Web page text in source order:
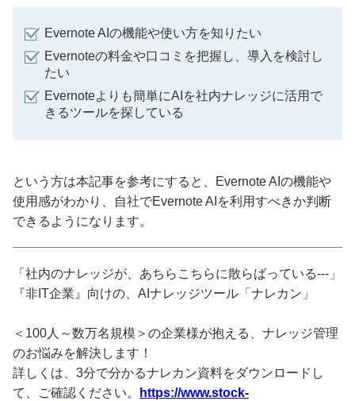
Evernote AIの機能や使い方を知りたい
Evernoteの料金や口コミを把握し、導入を検討し
たい
Evernoteよりも簡単にAIを社内ナレッジに活用で
きるツールを探している
という方は本記事を参考にすると、Evernote AIの機能や
使用感がわかり、自社でEvernote AIを利用すべきか判断
できるようになります。
「社内のナレッジが、あちらこちらに散らばっている---」
『非IT企業』向けの、AIナレッジツール「ナレカン」
＜100人～数万名規模＞の企業様が抱える、ナレッジ管理
のお悩みを解決します！
詳しくは、3分で分かるナレカン資料をダウンロードし
て、ご確認ください。
https://www.stock-